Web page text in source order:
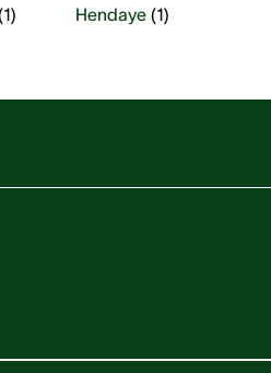
1) Hendaye (1)